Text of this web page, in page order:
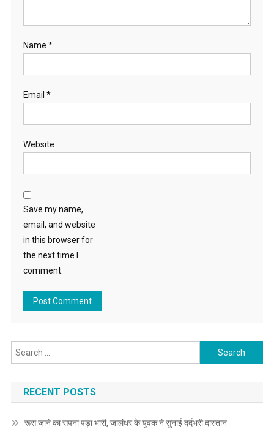
Name *
Email *
Website
Save my name,
email, and website
in this browser for
the next time I
comment.
Search for:
RECENT POSTS
रूस जाने का सपना पड़ा भारी, जालंधर के युवक ने सुनाई दर्दभरी दास्तान